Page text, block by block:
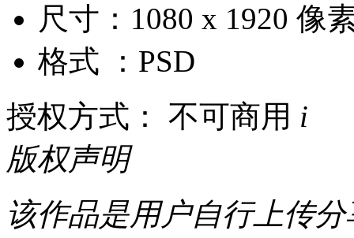
尺寸：1080 x 1920 像
格式 ：PSD
授权方式： 不可商用 i
版权声明
该作品是用户自行上传